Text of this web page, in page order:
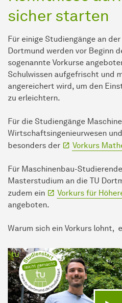
sicher starten
Für einige Studiengänge an
Dortmund werden vor Beginn
sogenannte Vorkurse
Schulwissen aufgefrischt und
angereichert wird, um den
zu erleichtern.
Für die Studiengänge
Wirtschaftsingenieurwesen
besonders der
Vorkurs
Für Maschinenbau-
Masterstudium an die TU
zudem ein
Vorkurs für
angeboten.
Warum sich ein Vorkurs lohnt,